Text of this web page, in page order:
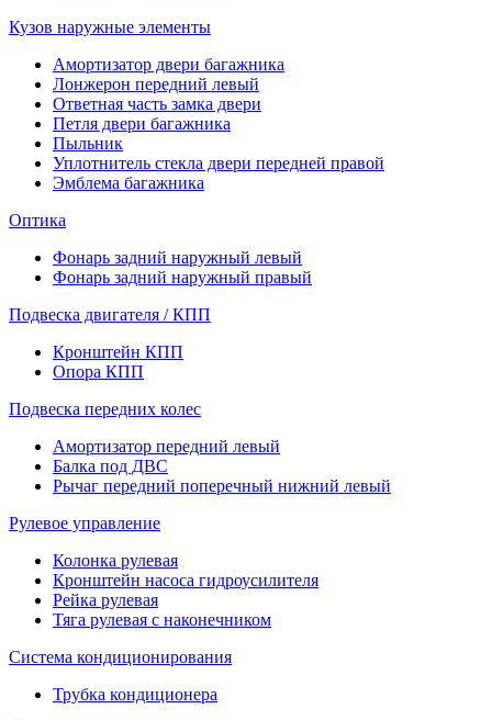
Кузов наружные элементы
Амортизатор двери багажника
Лонжерон передний левый
Ответная часть замка двери
Петля двери багажника
Пыльник
Уплотнитель стекла двери передней правой
Эмблема багажника
Оптика
Фонарь задний наружный левый
Фонарь задний наружный правый
Подвеска двигателя / КПП
Кронштейн КПП
Опора КПП
Подвеска передних колес
Амортизатор передний левый
Балка под ДВС
Рычаг передний поперечный нижний левый
Рулевое управление
Колонка рулевая
Кронштейн насоса гидроусилителя
Рейка рулевая
Тяга рулевая с наконечником
Система кондиционирования
Трубка кондиционера